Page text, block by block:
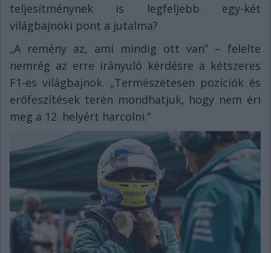
teljesítménynek is legfeljebb egy-két
világbajnoki pont a jutalma?
„A remény az, ami mindig ott van” – felelte
nemrég az erre irányuló kérdésre a kétszeres
F1-es világbajnok. „Természetesen pozíciók és
erőfeszítések terén mondhatjuk, hogy nem éri
meg a 12. helyért harcolni.”